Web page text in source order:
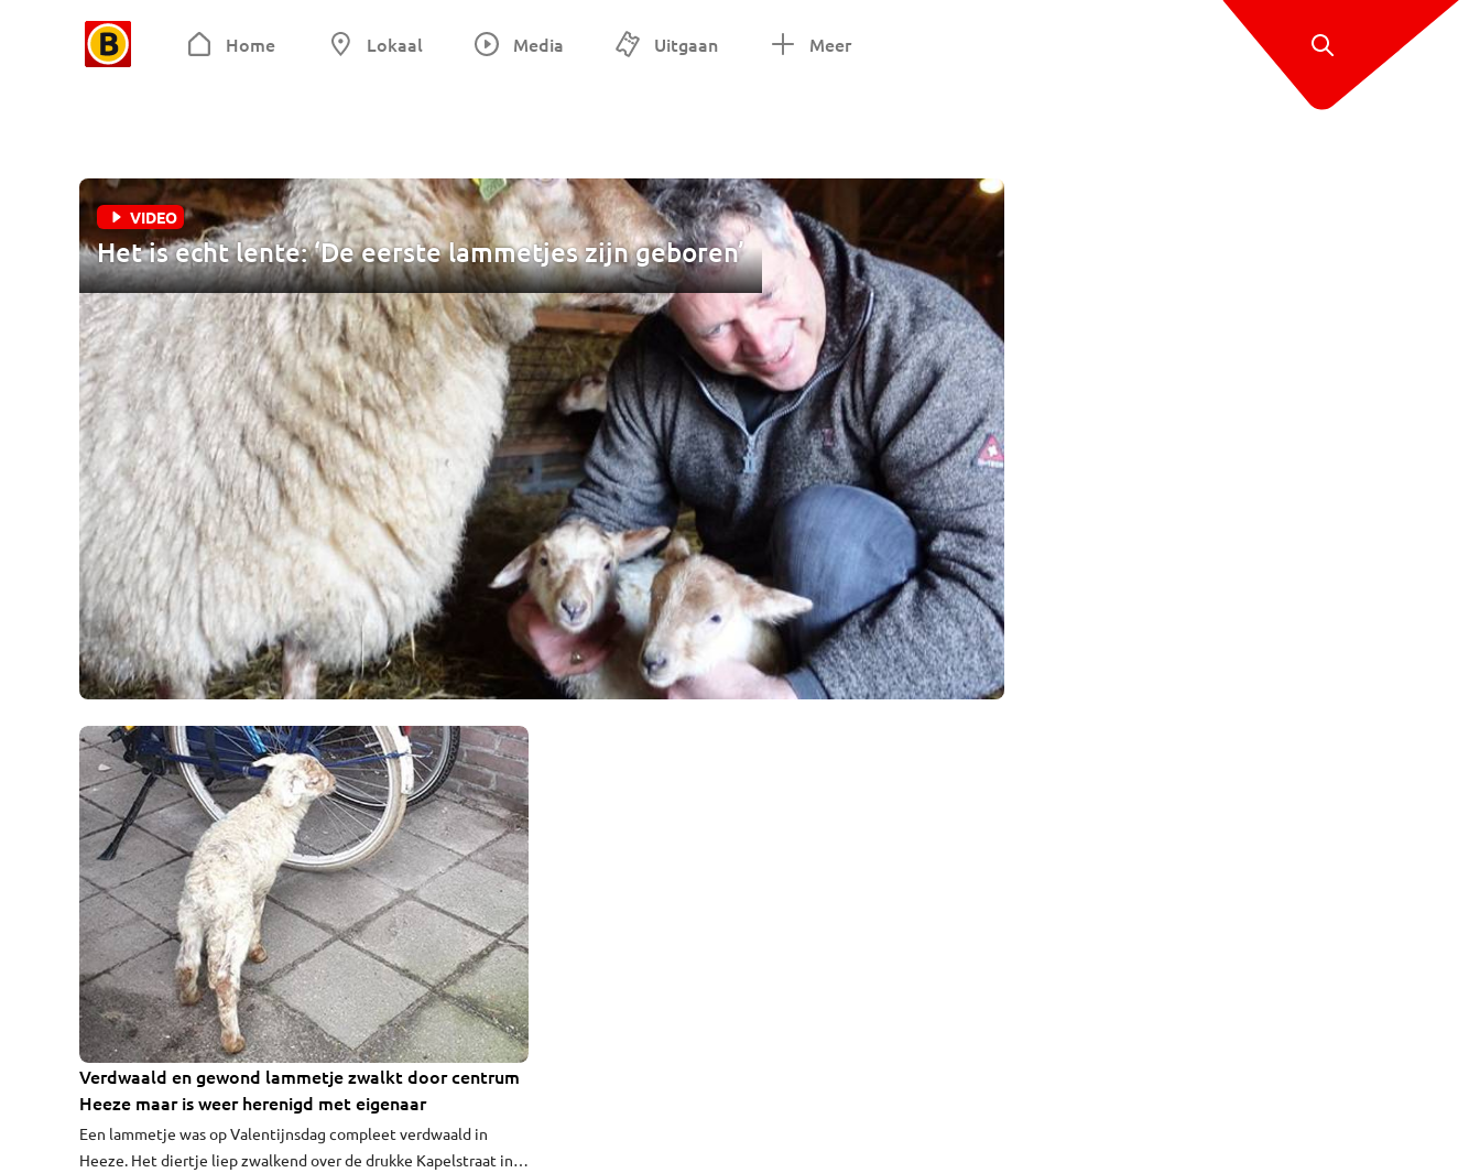
Home Lokaal Media Uitgaan Meer
VIDEO
Het is echt lente: ‘De eerste lammetjes zijn geboren’
Verdwaald en gewond lammetje zwalkt door centrum
Heeze maar is weer herenigd met eigenaar
Een lammetje was op Valentijnsdag compleet verdwaald in
Heeze. Het diertje liep zwalkend over de drukke Kapelstraat in